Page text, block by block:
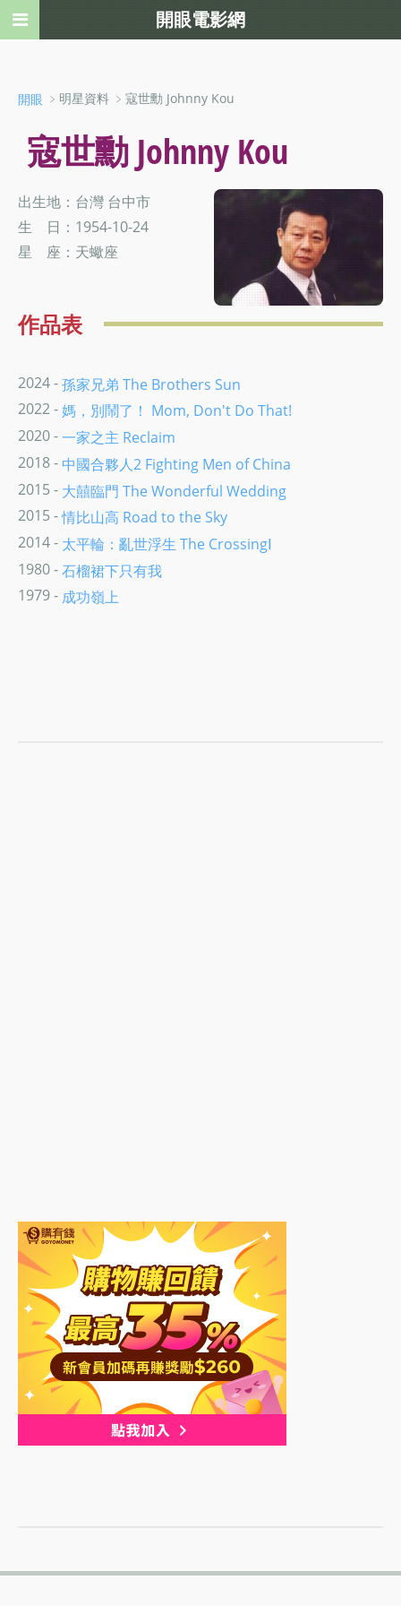
開眼 ﹥明星資料 ﹥寇世勳 Johnny Kou
寇世勳 Johnny Kou
出生地：台灣 台中市
生 日：1954-10-24
星 座：天蠍座
作品表
2024 -孫家兄弟 The Brothers Sun
2022 -媽，別鬧了！ Mom, Don't Do That!
2020 -一家之主 Reclaim
2018 - 中國合夥人2 Fighting Men of China
2015 - 大囍臨門 The Wonderful Wedding
2015 -情比山高 Road to the Sky
2014 - 太平輪：亂世浮生 The CrossingⅠ
1980 -石榴裙下只有我
1979 - 成功嶺上
開眼電影網